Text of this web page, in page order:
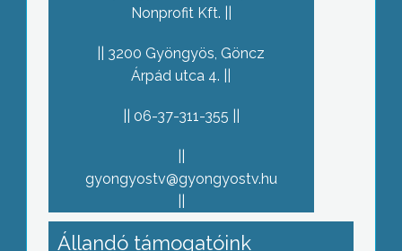
Nonprofit Kft.
3200 Gyöngyös, Göncz
Árpád utca 4.
06-37-311-355
gyongyostv@gyongyostv.hu
Állandó támogatóink